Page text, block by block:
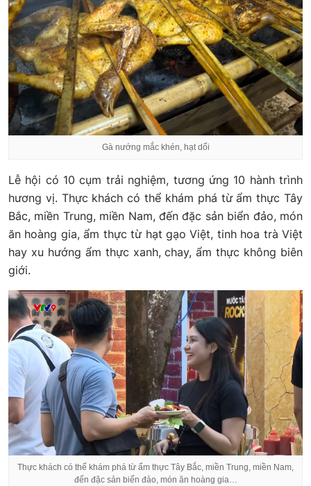
Gà nướng mắc khén, hạt dổi
Lễ hội có 10 cụm trải nghiệm, tương ứng 10 hành trình
hương vị. Thực khách có thể khám phá từ ẩm thực Tây
Bắc, miền Trung, miền Nam, đến đặc sản biển đảo, món
ăn hoàng gia, ẩm thực từ hạt gạo Việt, tinh hoa trà Việt
hay xu hướng ẩm thực xanh, chay, ẩm thực không biên
giới.
Thực khách có thể khám phá từ ẩm thực Tây Bắc, miền Trung, miền Nam,
đến đặc sản biển đảo, món ăn hoàng gia…